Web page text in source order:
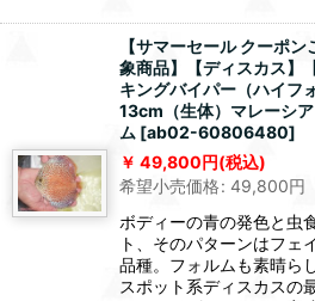
【サマーセール クーポ
象商品】【ディスカス】
キングバイパー（ハイフ
13cm（生体）マレーシ
ム [ab02-60806480]
49,800円(税込)
希望小売価格: 49,800円
ボディーの青の発色と虫
ト、そのパターンはフェ
品種。フォルムも素晴ら
スポット系ディスカスの